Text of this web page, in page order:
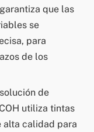
que las
se
para
de los
de
utiliza tintas
alta calidad para